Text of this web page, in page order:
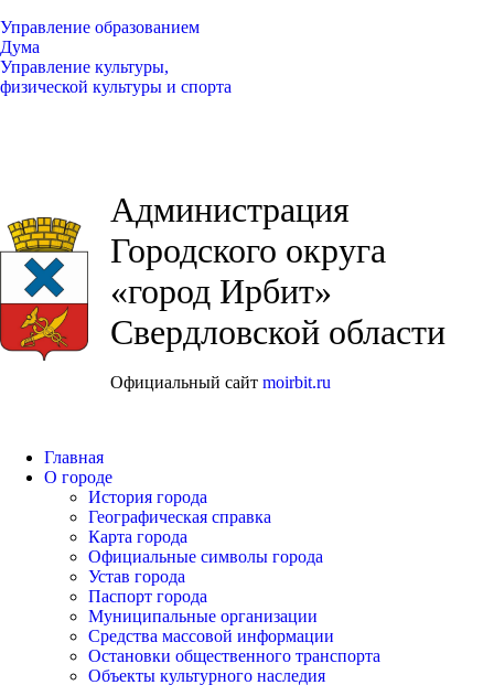
Управление образованием
Дума
Управление культуры,
физической культуры и спорта
Администрация
Городского округа
«город Ирбит»
Свердловской области
Официальный сайт moirbit.ru
Главная
О городе
История города
Географическая справка
Карта города
Официальные символы города
Устав города
Паспорт города
Муниципальные организации
Средства массовой информации
Остановки общественного транспорта
Объекты культурного наследия